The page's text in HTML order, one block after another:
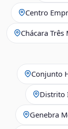
Centro
Chácara Três
Conjunto
Distrito
Genebra